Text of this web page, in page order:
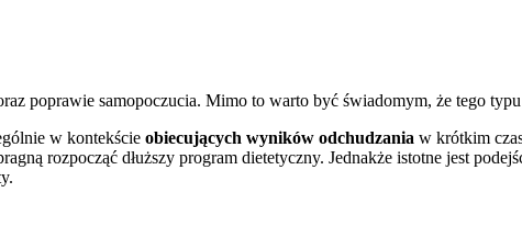
poprawie samopoczucia. Mimo to warto być świadomym, że tego
w kontekście obiecujących wyników odchudzania w krótkim
rozpocząć dłuższy program dietetyczny. Jednakże istotne jest